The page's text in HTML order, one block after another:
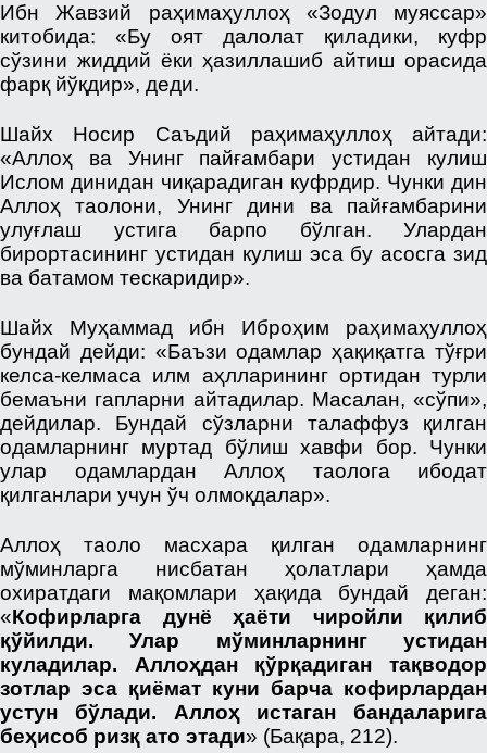
Ибн Жавзий раҳимаҳуллоҳ «Зодул муяссар»
китобида: «Бу оят далолат қиладики, куфр
сўзини жиддий ёки ҳазиллашиб айтиш орасида
фарқ йўқдир», деди.
Шайх Носир Саъдий раҳимаҳуллоҳ айтади:
«Аллоҳ ва Унинг пайғамбари устидан кулиш
Ислом динидан чиқарадиган куфрдир. Чунки дин
Аллоҳ таолони, Унинг дини ва пайғамбарини
улуғлаш устига барпо бўлган. Улардан
бирортасининг устидан кулиш эса бу асосга зид
ва батамом тескаридир».
Шайх Муҳаммад ибн Иброҳим раҳимаҳуллоҳ
бундай дейди: «Баъзи одамлар ҳақиқатга тўғри
келса-келмаса илм аҳлларининг ортидан турли
бемаъни гапларни айтадилар. Масалан, «сўпи»,
дейдилар. Бундай сўзларни талаффуз қилган
одамларнинг муртад бўлиш хавфи бор. Чунки
улар одамлардан Аллоҳ таолога ибодат
қилганлари учун ўч олмоқдалар».
Аллоҳ таоло масхара қилган одамларнинг
мўминларга нисбатан ҳолатлари ҳамда
охиратдаги мақомлари ҳақида бундай деган:
«Кофирларга дунё ҳаёти чиройли қилиб
қўйилди. Улар мўминларнинг устидан
куладилар. Аллоҳдан қўрқадиган тақводор
зотлар эса қиёмат куни барча кофирлардан
устун бўлади. Аллоҳ истаган бандаларига
беҳисоб ризқ ато этади» (Бақара, 212).